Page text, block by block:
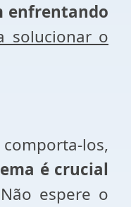
enfrentando
solucionar o
los,
é crucial
espere o